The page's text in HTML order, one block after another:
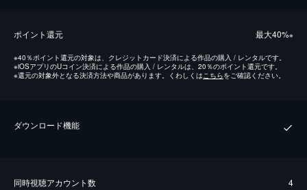
ポイント還元 最⼤40%※
※40％ポイント還元の対象は、クレジットカード決済による作品の購入 / レンタルです。
※iOSアプリのUコイン決済による作品の購入 / レンタルは、20％のポイント還元です。
※還元の対象外となる決済方法や商品があります。くわしくはこちらをご確認ください。
ダウンロード機能
同時視聴アカウント数 4